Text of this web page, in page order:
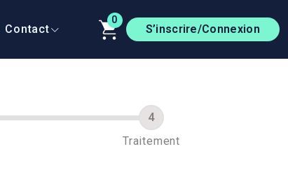
Contact
0
S’inscrire/Connexion
Traitement